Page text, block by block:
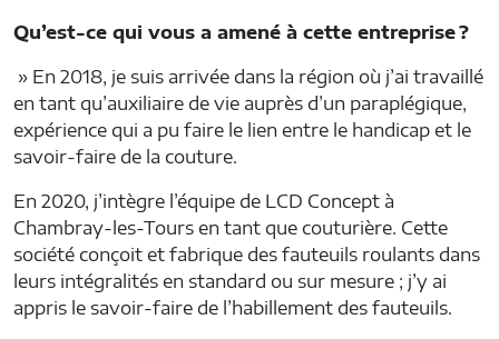
Qu’est-ce qui vous a amené à cette entreprise ?
» En 2018, je suis arrivée dans la région où j’ai travaillé
en tant qu’auxiliaire de vie auprès d’un paraplégique,
expérience qui a pu faire le lien entre le handicap et le
savoir-faire de la couture.
En 2020, j’intègre l’équipe de LCD Concept à
Chambray-les-Tours en tant que couturière. Cette
société conçoit et fabrique des fauteuils roulants dans
leurs intégralités en standard ou sur mesure ; j’y ai
appris le savoir-faire de l’habillement des fauteuils.